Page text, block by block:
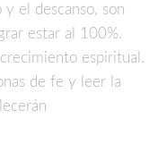
el descanso, son
estar al 100%.
espiritual.
de fe y leer la